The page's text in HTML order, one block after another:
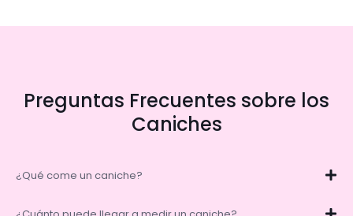
Preguntas Frecuentes sobre los
Caniches
¿Qué come un caniche?